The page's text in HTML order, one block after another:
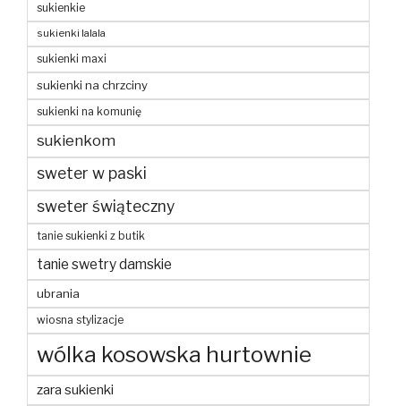
sukienkie
sukienki lalala
sukienki maxi
sukienki na chrzciny
sukienki na komunię
sukienkom
sweter w paski
sweter świąteczny
tanie sukienki z butik
tanie swetry damskie
ubrania
wiosna stylizacje
wólka kosowska hurtownie
zara sukienki